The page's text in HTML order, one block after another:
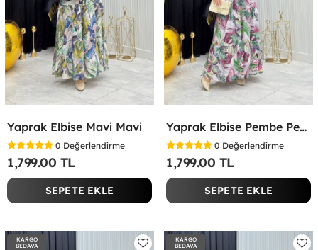
Yaprak Elbise Mavi Mavi
0 Değerlendirme
1,799.00 TL
SEPETE EKLE
Yaprak Elbise Pembe Pembe
0 Değerlendirme
1,799.00 TL
SEPETE EKLE
KARGO
BEDAVA
KARGO
BEDAVA